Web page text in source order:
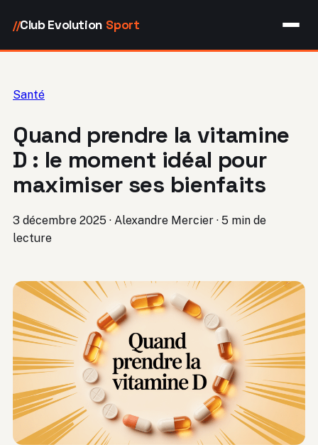
//Club Evolution Sport
Santé
Quand prendre la vitamine
D : le moment idéal pour
maximiser ses bienfaits
3 décembre 2025 · Alexandre Mercier · 5 min de
lecture